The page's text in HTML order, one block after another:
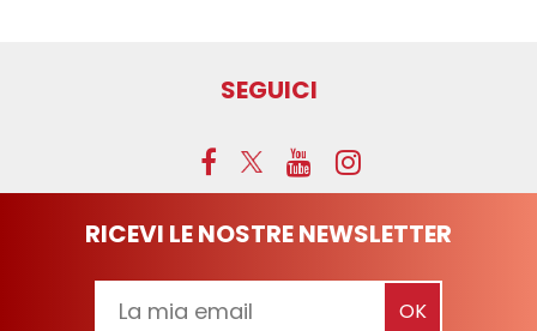
SEGUICI
RICEVI LE NOSTRE NEWSLETTER